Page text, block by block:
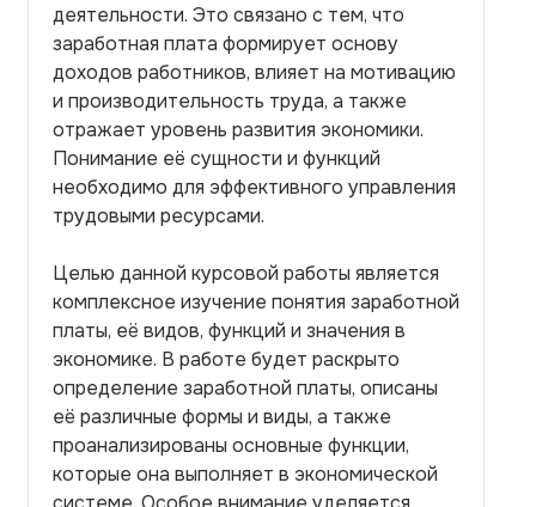
деятельности. Это связано с тем, что
заработная плата формирует основу
доходов работников, влияет на мотивацию
и производительность труда, а также
отражает уровень развития экономики.
Понимание её сущности и функций
необходимо для эффективного управления
трудовыми ресурсами.
Целью данной курсовой работы является
комплексное изучение понятия заработной
платы, её видов, функций и значения в
экономике. В работе будет раскрыто
определение заработной платы, описаны
её различные формы и виды, а также
проанализированы основные функции,
которые она выполняет в экономической